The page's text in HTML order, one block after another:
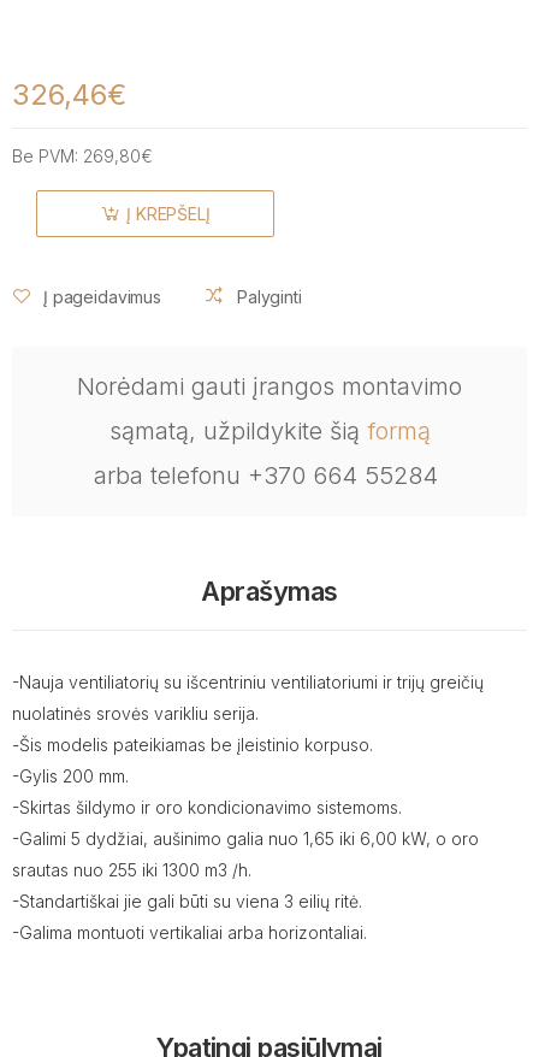
326,46€
Be PVM: 269,80€
Į KREPŠELĮ
Į pageidavimus Palyginti
Norėdami gauti įrangos montavimo
sąmatą, užpildykite šią formą
arba telefonu +370 664 55284
Aprašymas
-Nauja ventiliatorių su išcentriniu ventiliatoriumi ir trijų greičių
nuolatinės srovės varikliu serija.
-Šis modelis pateikiamas be įleistinio korpuso.
-Gylis 200 mm.
-Skirtas šildymo ir oro kondicionavimo sistemoms.
-Galimi 5 dydžiai, aušinimo galia nuo 1,65 iki 6,00 kW, o oro
srautas nuo 255 iki 1300 m3 /h.
-Standartiškai jie gali būti su viena 3 eilių ritė.
-Galima montuoti vertikaliai arba horizontaliai.
Ypatingi pasiūlymai